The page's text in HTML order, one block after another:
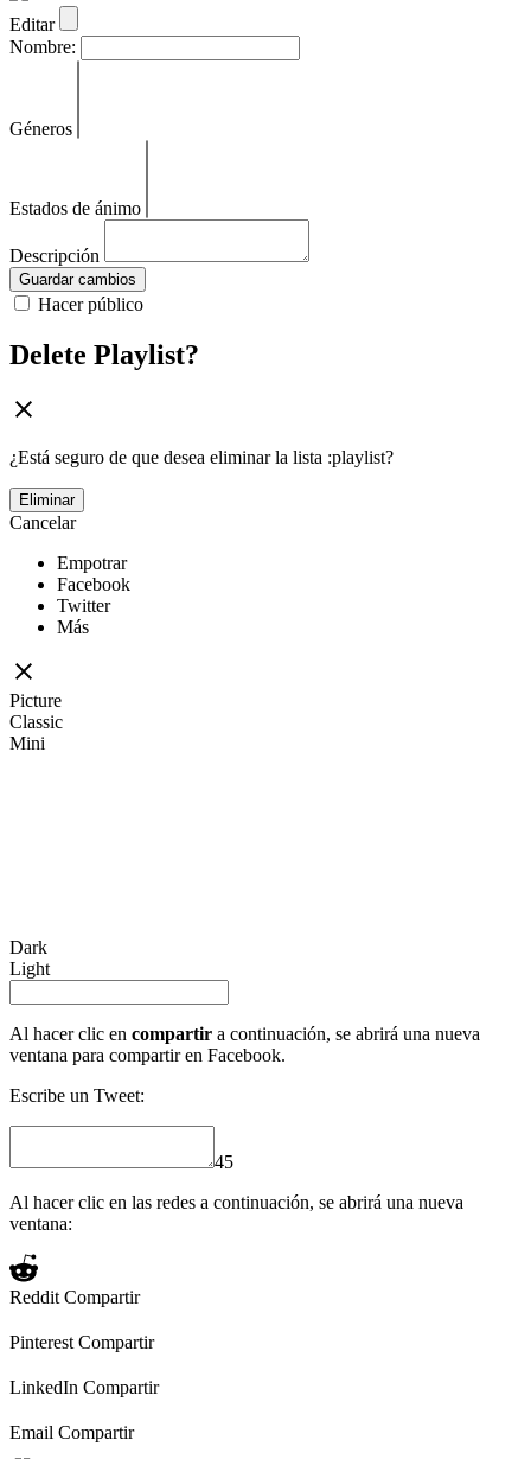
Editar
Nombre:
Géneros
Estados de ánimo
Descripción
Guardar cambios
Hacer público
Delete Playlist?
¿Está seguro de que desea eliminar la lista :playlist?
Eliminar
Cancelar
Empotrar
Facebook
Twitter
Más
Picture
Classic
Mini
Dark
Light
Al hacer clic en compartir a continuación, se abrirá una nueva
ventana para compartir en Facebook.
Escribe un Tweet:
45
Al hacer clic en las redes a continuación, se abrirá una nueva
ventana:
Reddit Compartir
Pinterest Compartir
LinkedIn Compartir
Email Compartir